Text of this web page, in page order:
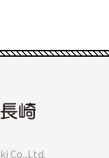
Co.,Ltd.